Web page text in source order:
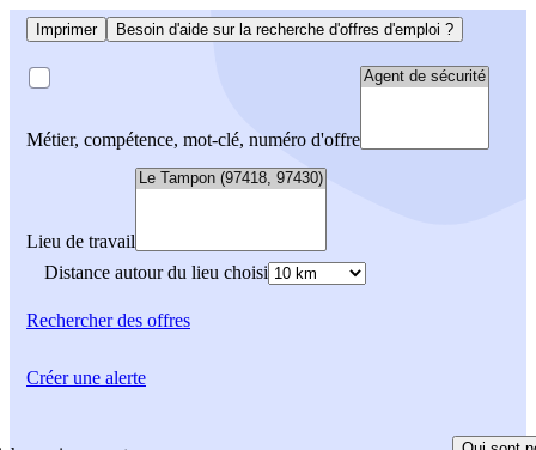
Imprimer Besoin d'aide sur la recherche d'offres d'emploi ?
Métier, compétence, mot-clé, numéro d'offre
Lieu de travail
Distance autour du lieu choisi
Rechercherdes offres
Créer une alerte